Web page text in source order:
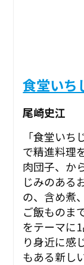
食堂いち
尾崎史江
「食堂い
で精進料理
肉団子、か
じみのある
の、含め煮
ご飯ものま
をテーマに
り身近に感
もある新し